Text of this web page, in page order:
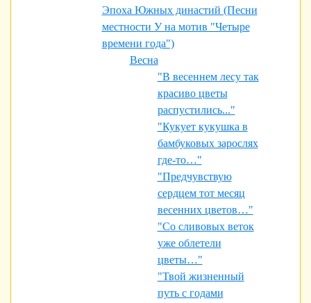
Эпоха Южных династий (Песни
местности У на мотив "Четыре
времени года")
Весна
"В весеннем лесу так
красиво цветы
распустились..."
"Кукует кукушка в
бамбуковых зарослях
где-то…"
"Предчувствую
сердцем тот месяц
весенних цветов…"
"Со сливовых веток
уже облетели
цветы…"
"Твой жизненный
путь с годами